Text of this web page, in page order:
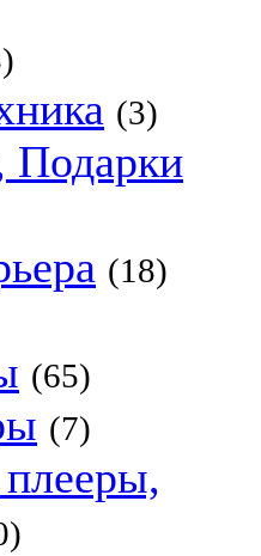
(3)
Подарки
(18)
(65)
(7)